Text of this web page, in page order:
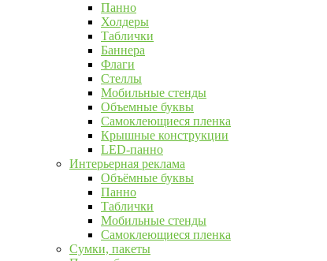
Панно
Холдеры
Таблички
Баннера
Флаги
Стеллы
Мобильные стенды
Объемные буквы
Самоклеющиеся пленка
Крышные конструкции
LED-панно
Интерьерная реклама
Объёмные буквы
Панно
Таблички
Мобильные стенды
Самоклеющиеся пленка
Сумки, пакеты